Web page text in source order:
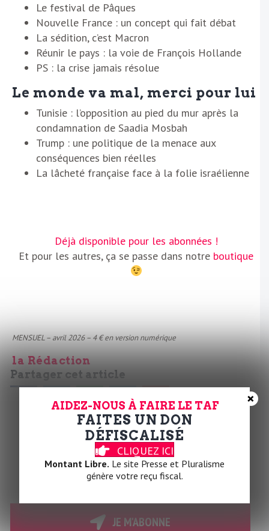
Le festival de Pâques
Nouvelle France : un concept qui fait débat
La sédition, c’est Macron
Réunir le pays : la voie de François Hollande
PS : la crise jamais résolue
Le monde va mal, merci pour lui
Tunisie : l’opposition au pied du mur après la
condamnation de Saadia Mosbah
Trump : une politique de la menace aux
conséquences bien réelles
La lâcheté française face à la folie israélienne
Déjà disponible pour les abonnées !
Et pour les autres, ça se passe dans notre boutique
MENSUEL – avril 2026 – 4 € en version numérique
la Rédaction
Partager cet article
𝕏
Abonnez-vous
NEWSLETTER
quotidienne et gratuite
t
JE M'ABONNE
AIDEZ-NOUS À FAIRE LE TAF
FAITES UN DON
DÉFISCALISÉ
CLIQUEZ ICI
Montant Libre. Le site Presse et Pluralisme
génère votre reçu fiscal.
×